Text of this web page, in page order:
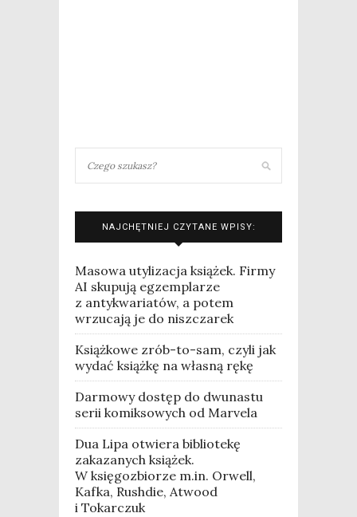
NAJCHĘTNIEJ CZYTANE WPISY:
Masowa utylizacja książek. Firmy
AI skupują egzemplarze
z antykwariatów, a potem
wrzucają je do niszczarek
Książkowe zrób-to-sam, czyli jak
wydać książkę na własną rękę
Darmowy dostęp do dwunastu
serii komiksowych od Marvela
Dua Lipa otwiera bibliotekę
zakazanych książek.
W księgozbiorze m.in. Orwell,
Kafka, Rushdie, Atwood
i Tokarczuk